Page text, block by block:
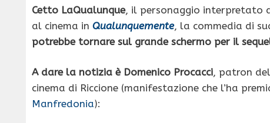
Cetto LaQualunque, il personaggio interpretato
al cinema in Qualunquemente, la commedia di
potrebbe tornare sul grande schermo per il
A dare la notizia è Domenico Procacci, patron
cinema di Riccione (manifestazione che l’ha
Manfredonia):